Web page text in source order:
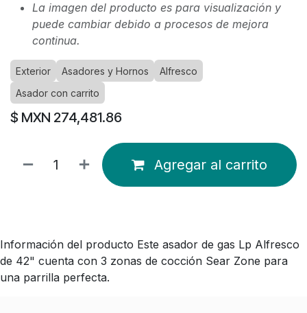
La imagen del producto es para visualización y
puede cambiar debido a procesos de mejora
continua.
Exterior Asadores y Hornos
Alfresco
Asador con carrito
$ MXN 274,481.86
Agregar al carrito
Información del producto Este asador de gas Lp Alfresco
de 42" cuenta con 3 zonas de cocción Sear Zone para
una parrilla perfecta.